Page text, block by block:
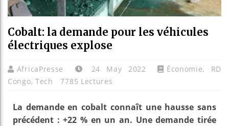
Cobalt: la demande pour les véhicules
électriques explose
AfricaPresse 24 May 2022 Économie, RD
Congo, Tech 7785 Lectures
La demande en cobalt connaît une hausse sans
précédent : +22 % en un an. Une demande tirée